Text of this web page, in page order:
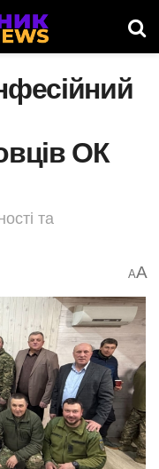
ОК
та
AA